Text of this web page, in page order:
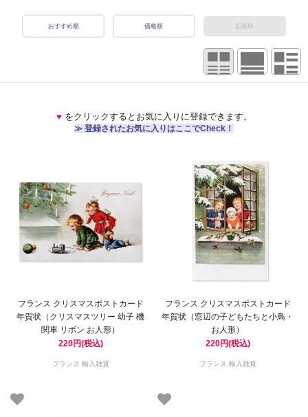
おすすめ順 価格順 新着順
♥ をクリックするとお気に入りに登録できます。
≫ 登録されたお気に入りはここでCheck！
フランス クリスマスポストカード
年賀状（クリスマスツリー 幼子 機
関車 リボン お人形）
220円(税込)
フランス 輸入雑貨
フランス クリスマスポストカード
年賀状（窓辺の子どもたちと小鳥・
お人形）
220円(税込)
フランス 輸入雑貨